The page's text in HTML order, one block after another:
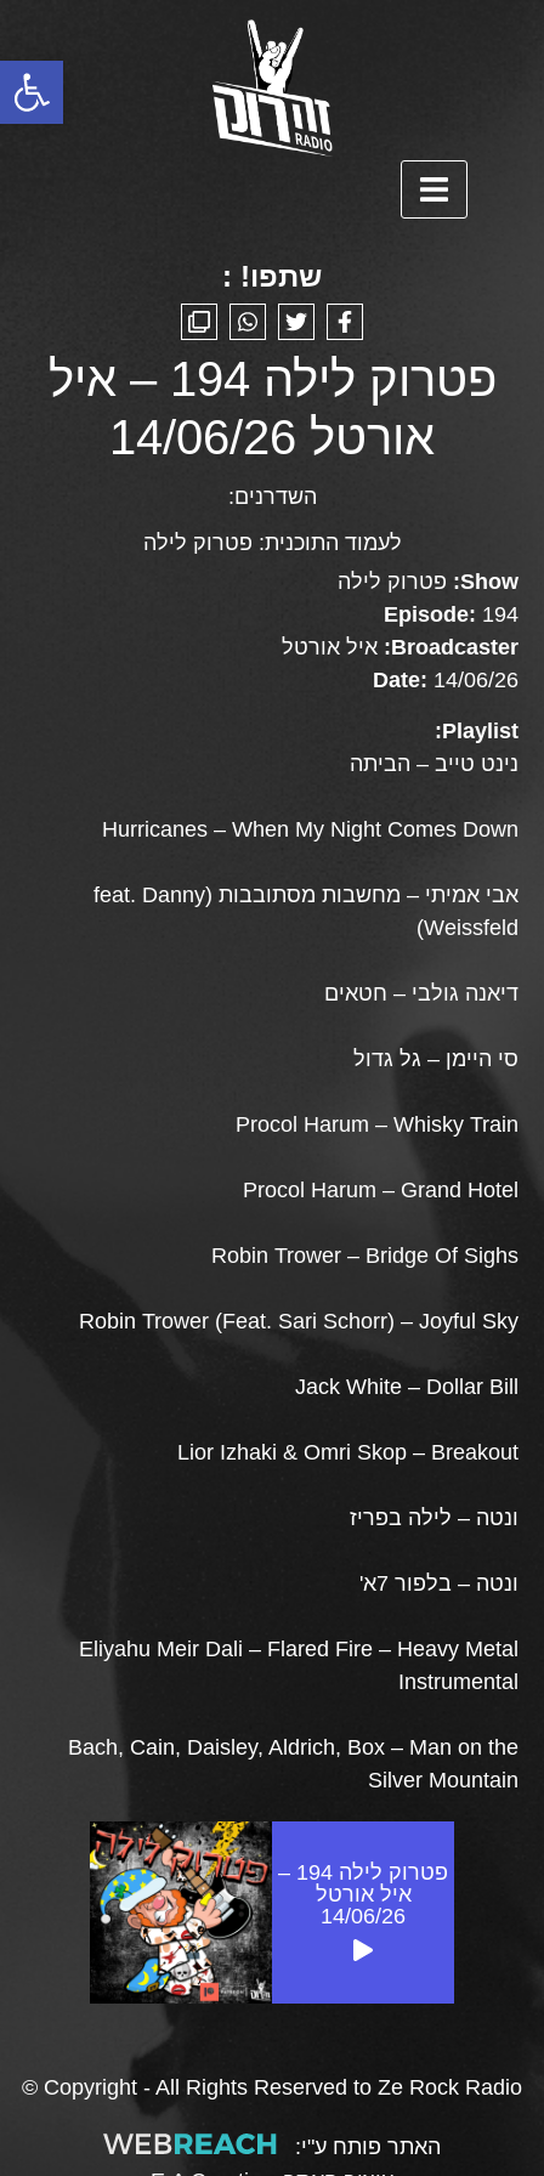
פתח סרגל נגישות
שתפו! :
פטרוק לילה 194 – איל
אורטל 14/06/26
השדרנים:
לעמוד התוכנית: פטרוק לילה
Show: פטרוק לילה
Episode: 194
Broadcaster: איל אורטל
Date: 14/06/26
Playlist:
נינט טייב – הביתה
Hurricanes – When My Night Comes Down
אבי אמיתי – מחשבות מסתובבות (feat. Danny
Weissfeld)
דיאנה גולבי – חטאים
סי היימן – גל גדול
Procol Harum – Whisky Train
Procol Harum – Grand Hotel
Robin Trower – Bridge Of Sighs
Robin Trower (Feat. Sari Schorr) – Joyful Sky
Jack White – Dollar Bill
Lior Izhaki & Omri Skop – Breakout
ונטה – לילה בפריז
ונטה – בלפור 7א'
Eliyahu Meir Dali – Flared Fire – Heavy Metal
Instrumental
Bach, Cain, Daisley, Aldrich, Box – Man on the
Silver Mountain
פטרוק לילה 194 –
איל אורטל
14/06/26
© Copyright - All Rights Reserved to Ze Rock Radio
האתר פותח ע"י: